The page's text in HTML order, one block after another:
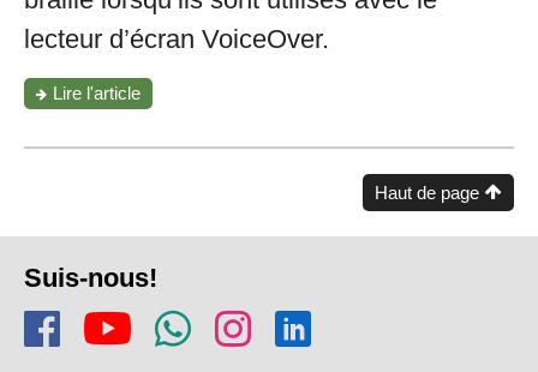
lecteur d’écran VoiceOver.
Lire l'article"L’afficheur
Braillant
iOS"
Haut de page
de
page
Suis-nous!
Rejoins-nous sur Facebook
Regarde-nous sur
Rejoins notre
Suis-nous sur